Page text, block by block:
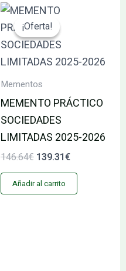
¡Oferta!
¡Oferta!
Mementos
MEMENTO PRÁCTICO
SOCIEDADES
LIMITADAS 2025-2026
146.64€
El
precio
original
era:
146.64€.
139.31€
139.31€.
Añadir al carrito